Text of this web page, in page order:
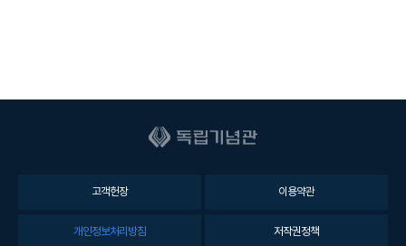
고객헌장 이용약관
개인정보처리방침 저작권정책